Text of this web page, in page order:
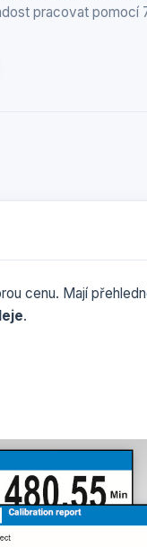
pracovat pomocí
cenu. Mají
.